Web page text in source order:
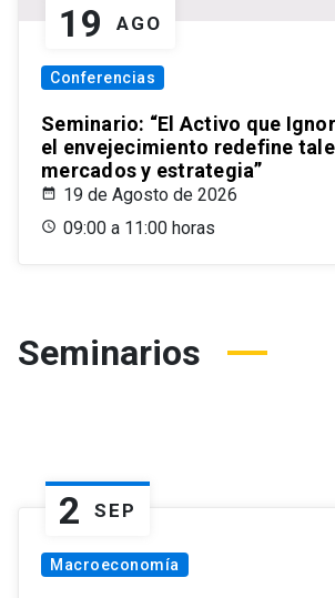
19 AGO
Conferencias
Seminario: “El Activo que
el envejecimiento redefine
mercados y estrategia”
19 de Agosto de 2026
09:00 a 11:00 horas
Seminarios
2 SEP
Macroeconomía